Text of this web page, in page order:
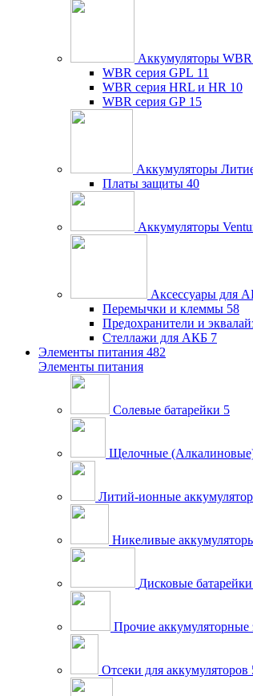
Аккумуляторы WBR
WBR серия GPL 11
WBR серия HRL и HR 10
WBR серия GP 15
Аккумуляторы
Платы защиты 40
Аккумуляторы
Аксессуары для
Перемычки и клеммы 58
Предохранители и
Стеллажи для АКБ 7
Элементы питания 482
Элементы питания
Солевые батарейки 5
Щелочные (Алкалиновые)
Литий-ионные
Никеливые
Дисковые
Прочие аккумуляторные
Отсеки для аккумуляторов